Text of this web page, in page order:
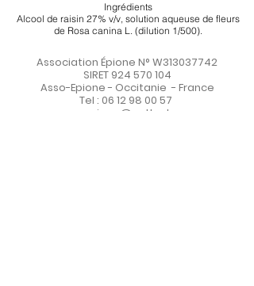
Ingrédients
Alcool de raisin 27% v/v, solution aqueuse de fleurs
de Rosa canina L. (dilution 1/500).
Association Épione N° W313037742
SIRET 924 570 104
Asso-Epione - Occitanie - France
Tel : 06 12 98 00 57
assoepione@outlook.com